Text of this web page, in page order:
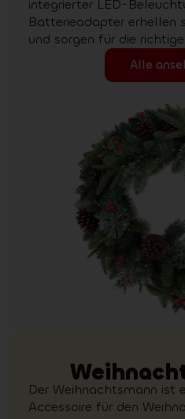
integrierter LED-
Batterieadapter erhellen
und sorgen für die
Alle
Der Weihnachtsmann ist
Accessoire für den